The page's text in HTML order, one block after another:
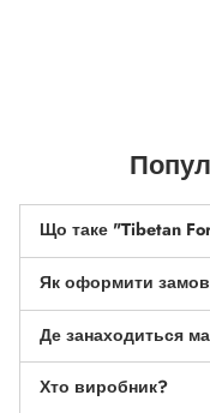
Що таке "Tibetan
Як оформити
Де занаходиться
Хто виробник?